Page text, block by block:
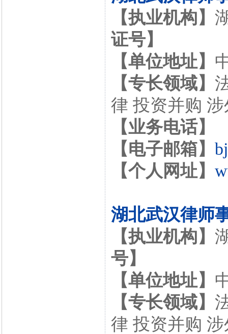
【执业机构】
证号】
【单位地址】
【专长领域】
律 投资并购
【业务电话】
【电子邮箱】
【个人网址】
湖北武汉律师
【执业机构】
号】
【单位地址】
【专长领域】
律 投资并购